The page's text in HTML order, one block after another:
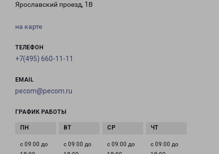
Ярославский проезд, 1В
на карте
ТЕЛЕФОН
+7(495) 660-11-11
EMAIL
pecom@pecom.ru
ГРАФИК РАБОТЫ
с 09:00 до
с 09:00 до
с 09:00 до
с 09:00 до